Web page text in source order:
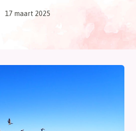
17 maart 2025